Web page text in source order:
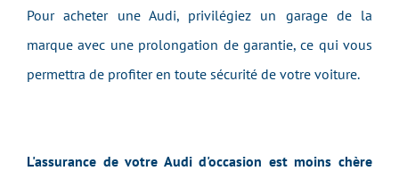
Pour acheter une Audi, privilégiez un garage de la
marque avec une prolongation de garantie, ce qui vous
permettra de profiter en toute sécurité de votre voiture.
L'assurance de votre Audi d'occasion est moins chère